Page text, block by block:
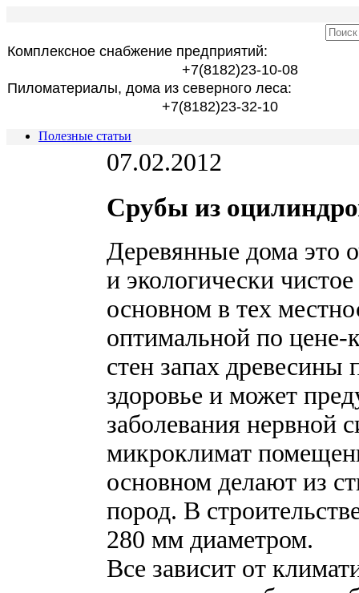
Комплексное снабжение предприятий:
+7(8182)23-10-08
Пиломатериалы, дома из северного леса:
+7(8182)23-32-10
Полезные статьи
07.02.2012
Срубы из
Деревянные дома это
и экологически
основном в тех
оптимальной по цене-
стен запах
здоровье и может
заболевания нервной
микроклимат
основном делают из
пород. В
280 мм диаметром.
Все зависит от